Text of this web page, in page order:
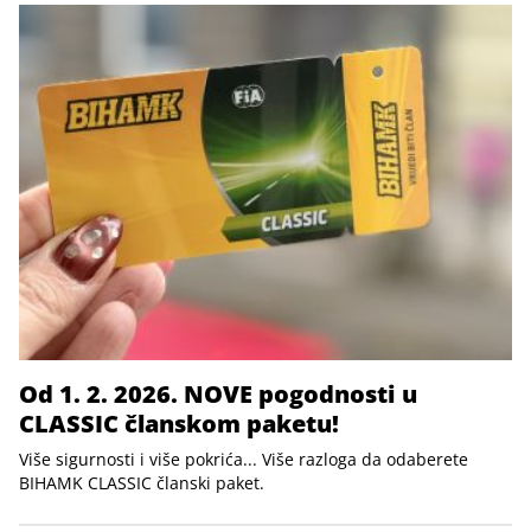
Od 1. 2. 2026. NOVE pogodnosti u
CLASSIC članskom paketu!
Više sigurnosti i više pokrića... Više razloga da odaberete
BIHAMK CLASSIC članski paket.